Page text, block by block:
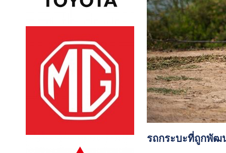
รถกระบะที่ถูกพัฒ